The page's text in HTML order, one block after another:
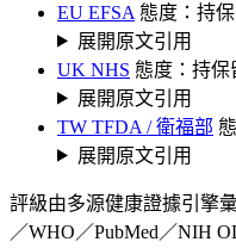
EU EFSA 態度：持
展開原文引用
UK NHS 態度：持保
展開原文引用
TW TFDA / 衛福部
展開原文引用
評級由多源健康證據引擎
／WHO／PubMed／NIH